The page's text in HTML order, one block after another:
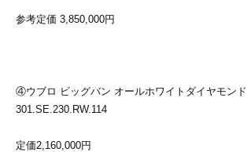
参考定価 3,850,000円
④ウブロ ビッグバン オールホワイトダイヤモンド
301.SE.230.RW.114
定価2,160,000円